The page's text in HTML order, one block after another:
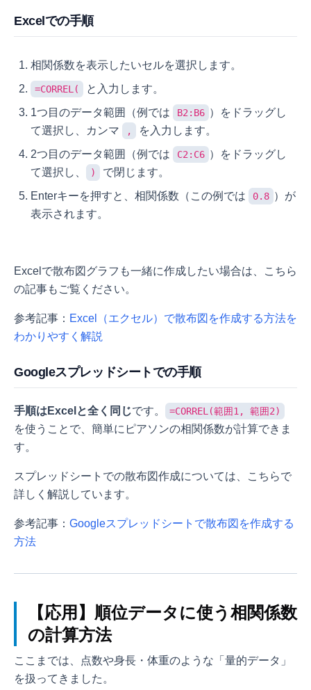
Excelでの手順
相関係数を表示したいセルを選択します。
=CORREL(
と入力します。
1つ目のデータ範囲（例では
B2:B6 ）をドラッグし
て選択し、カンマ
,
を入力します。
2つ目のデータ範囲（例では
C2:C6 ）をドラッグし
て選択し、
)
で閉じます。
Enterキーを押すと、相関係数（この例では
0.8 ）が
表示されます。
Excelで散布図グラフも一緒に作成したい場合は、こちら
の記事もご覧ください。
参考記事： Excel（エクセル）で散布図を作成する方法を
わかりやすく解説
Googleスプレッドシートでの手順
手順はExcelと全く同じです。 =CORREL(範囲1, 範囲2)
を使うことで、簡単にピアソンの相関係数が計算できま
す。
スプレッドシートでの散布図作成については、こちらで
詳しく解説しています。
参考記事： Googleスプレッドシートで散布図を作成する
方法
【応用】順位データに使う相関係数
の計算方法
ここまでは、点数や身長・体重のような「量的データ」
を扱ってきました。